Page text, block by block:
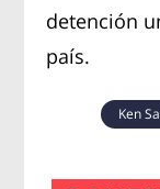
detención
país.
Ken